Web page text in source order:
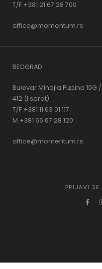
T/F +381 21 67 28 700
office@momentum.rs
BEOGRAD
Bulevar Mihajla Pupina 10G /
412 (I sprat)
T/F +381 11 63 01 117
M +381 66 67 28 120
office@momentum.rs
PRIJAVI SE